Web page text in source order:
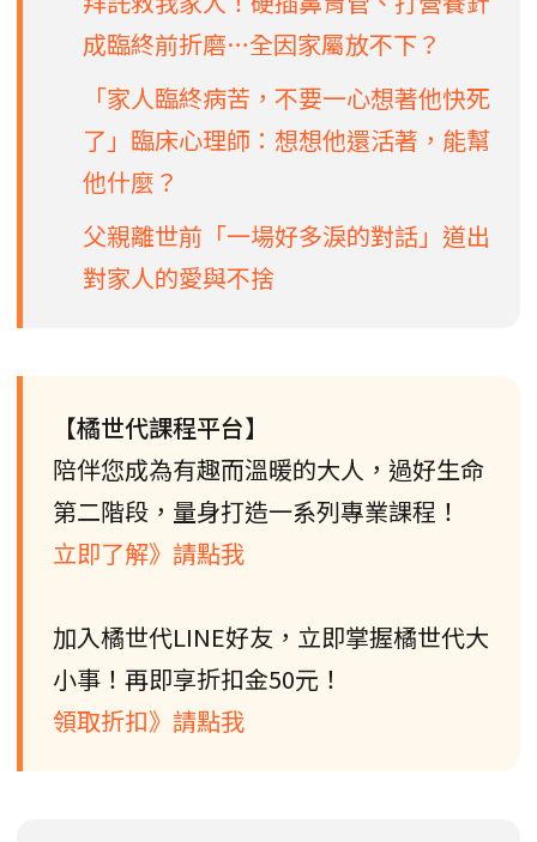
成臨終前折磨…全因家屬放不下？
「家人臨終病苦，不要一心想著他快死
了」臨床心理師：想想他還活著，能幫
他什麼？
父親離世前「一場好多淚的對話」道出
對家人的愛與不捨
【橘世代課程平台】
陪伴您成為有趣而溫暖的大人，過好生命
第二階段，量身打造一系列專業課程！
立即了解》請點我
加入橘世代LINE好友，立即掌握橘世代大
小事！再即享折扣金50元！
領取折扣》請點我